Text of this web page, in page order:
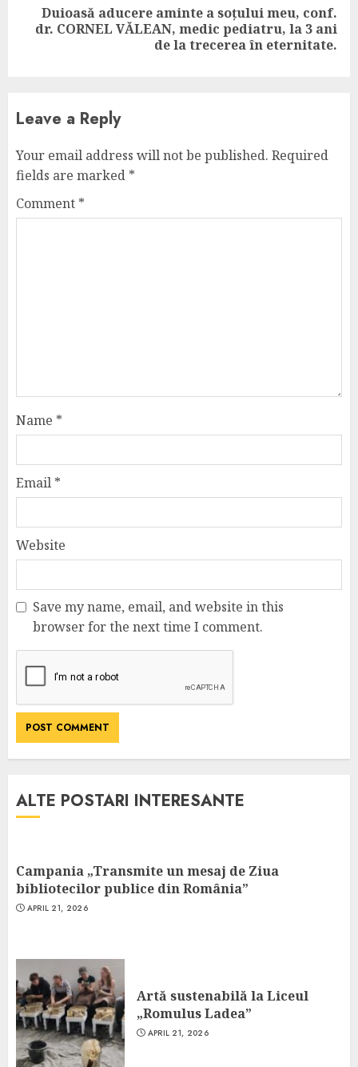
Next
Duioasă aducere aminte a soțului meu, conf.
dr. CORNEL VĂLEAN, medic pediatru, la 3 ani
de la trecerea în eternitate.
Leave a Reply
Your email address will not be published. Required
fields are marked *
Comment *
Name *
Email *
Website
Save my name, email, and website in this
browser for the next time I comment.
ALTE POSTARI INTERESANTE
Campania „Transmite un mesaj de Ziua
bibliotecilor publice din România”
APRIL 21, 2026
Artă sustenabilă la Liceul
„Romulus Ladea”
APRIL 21, 2026